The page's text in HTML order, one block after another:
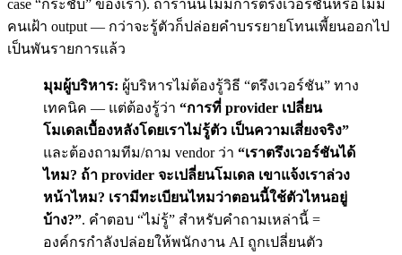
case “กระชับ” ของเรา). ถ้าร้านนี้ไม่มีการตรึงเวอร์ชันหรือไม่มี
คนเฝ้า output — กว่าจะรู้ตัวก็ปล่อยคำบรรยายโทนเพี้ยนออกไป
เป็นพันรายการแล้ว
มุมผู้บริหาร: ผู้บริหารไม่ต้องรู้วิธี “ตรึงเวอร์ชัน” ทาง
เทคนิค — แต่ต้องรู้ว่า “การที่ provider เปลี่ยน
โมเดลเบื้องหลังโดยเราไม่รู้ตัว เป็นความเสี่ยงจริง”
และต้องถามทีม/ถาม vendor ว่า “เราตรึงเวอร์ชันได้
ไหม? ถ้า provider จะเปลี่ยนโมเดล เขาแจ้งเราล่วง
หน้าไหม? เรามีทะเบียนไหมว่าตอนนี้ใช้ตัวไหนอยู่
บ้าง?”. คำตอบ “ไม่รู้” สำหรับคำถามเหล่านี้ =
องค์กรกำลังปล่อยให้พนักงาน AI ถูกเปลี่ยนตัว